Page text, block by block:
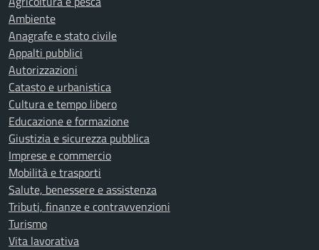
Ambiente
Anagrafe e stato civile
Appalti pubblici
Autorizzazioni
Catasto e urbanistica
Cultura e tempo libero
Educazione e formazione
Giustizia e sicurezza pubblica
Imprese e commercio
Mobilità e trasporti
Salute, benessere e assistenza
Tributi, finanze e contravvenzioni
Turismo
Vita lavorativa